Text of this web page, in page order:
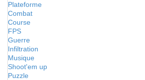
Plateforme
Combat
Course
FPS
Guerre
Infiltration
Musique
Shoot'em up
Puzzle